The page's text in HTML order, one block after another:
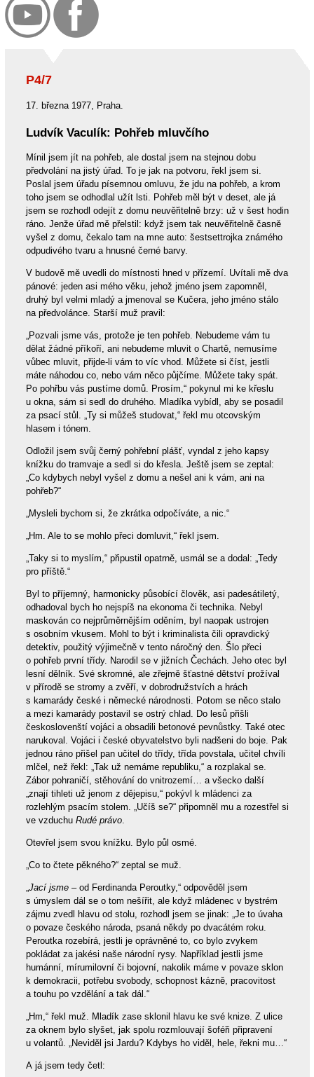
P4/7
17. března 1977, Praha.
Ludvík Vaculík: Pohřeb mluvčího
Mínil jsem jít na pohřeb, ale dostal jsem na stejnou dobu
předvolání na jistý úřad. To je jak na potvoru, řekl jsem si.
Poslal jsem úřadu písemnou omluvu, že jdu na pohřeb, a krom
toho jsem se odhodlal užít lsti. Pohřeb měl být v deset, ale já
jsem se rozhodl odejít z domu neuvěřitelně brzy: už v šest hodin
ráno. Jenže úřad mě přelstil: když jsem tak neuvěřitelně časně
vyšel z domu, čekalo tam na mne auto: šestsettrojka známého
odpudivého tvaru a hnusné černé barvy.
V budově mě uvedli do místnosti hned v přízemí. Uvítali mě dva
pánové: jeden asi mého věku, jehož jméno jsem zapomněl,
druhý byl velmi mladý a jmenoval se Kučera, jeho jméno stálo
na předvolánce. Starší muž pravil:
„Pozvali jsme vás, protože je ten pohřeb. Nebudeme vám tu
dělat žádné příkoří, ani nebudeme mluvit o Chartě, nemusíme
vůbec mluvit, přijde-li vám to víc vhod. Můžete si číst, jestli
máte náhodou co, nebo vám něco půjčíme. Můžete taky spát.
Po pohřbu vás pustíme domů. Prosím,“ pokynul mi ke křeslu
u okna, sám si sedl do druhého. Mladíka vybídl, aby se posadil
za psací stůl. „Ty si můžeš studovat,“ řekl mu otcovským
hlasem i tónem.
Odložil jsem svůj černý pohřební plášť, vyndal z jeho kapsy
knížku do tramvaje a sedl si do křesla. Ještě jsem se zeptal:
„Co kdybych nebyl vyšel z domu a nešel ani k vám, ani na
pohřeb?“
„Mysleli bychom si, že zkrátka odpočíváte, a nic.“
„Hm. Ale to se mohlo přeci domluvit,“ řekl jsem.
„Taky si to myslím,“ připustil opatrně, usmál se a dodal: „Tedy
pro příště.“
Byl to příjemný, harmonicky působící člověk, asi padesátiletý,
odhadoval bych ho nejspíš na ekonoma či technika. Nebyl
maskován co nejprůměrnějším oděním, byl naopak ustrojen
s osobním vkusem. Mohl to být i kriminalista čili opravdický
detektiv, použitý výjimečně v tento náročný den. Šlo přeci
o pohřeb první třídy. Narodil se v jižních Čechách. Jeho otec byl
lesní dělník. Své skromné, ale zřejmě šťastné dětství prožíval
v přírodě se stromy a zvěří, v dobrodružstvích a hrách
s kamarády české i německé národnosti. Potom se něco stalo
a mezi kamarády postavil se ostrý chlad. Do lesů přišli
českoslovenští vojáci a obsadili betonové pevnůstky. Také otec
narukoval. Vojáci i české obyvatelstvo byli nadšeni do boje. Pak
jednou ráno přišel pan učitel do třídy, třída povstala, učitel chvíli
mlčel, než řekl: „Tak už nemáme republiku,“ a rozplakal se.
Zábor pohraničí, stěhování do vnitrozemí… a všecko další
„znají tihleti už jenom z dějepisu,“ pokývl k mládenci za
rozlehlým psacím stolem. „Učíš se?“ připomněl mu a rozestřel si
ve vzduchu Rudé právo.
Otevřel jsem svou knížku. Bylo půl osmé.
„Co to čtete pěkného?“ zeptal se muž.
Jací jsme– od Ferdinanda Peroutky,“ odpověděl jsem
s úmyslem dál se o tom nešířit, ale když mládenec v bystrém
zájmu zvedl hlavu od stolu, rozhodl jsem se jinak: „Je to úvaha
o povaze českého národa, psaná někdy po dvacátém roku.
Peroutka rozebírá, jestli je oprávněné to, co bylo zvykem
pokládat za jakési naše národní rysy. Například jestli jsme
humánní, mírumilovní či bojovní, nakolik máme v povaze sklon
k demokracii, potřebu svobody, schopnost kázně, pracovitost
a touhu po vzdělání a tak dál.“
„Hm,“ řekl muž. Mladík zase sklonil hlavu ke své knize. Z ulice
za oknem bylo slyšet, jak spolu rozmlouvají šoféři připravení
u volantů. „Neviděl jsi Jardu? Kdybys ho viděl, hele, řekni mu…“
A já jsem tedy četl: